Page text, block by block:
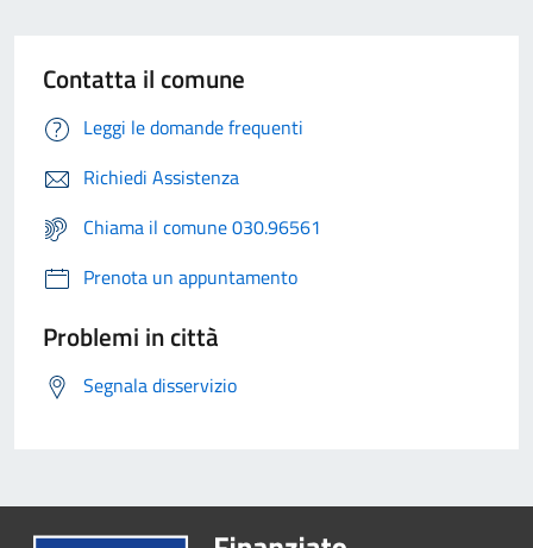
Contatta il comune
Leggi le domande frequenti
Richiedi Assistenza
Chiama il comune 030.96561
Prenota un appuntamento
Problemi in città
Segnala disservizio